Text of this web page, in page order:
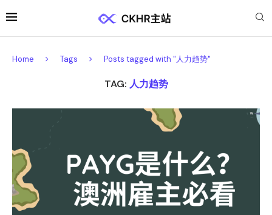
Home Tags Posts tagged with "人力趋势"
TAG: 人力趋势